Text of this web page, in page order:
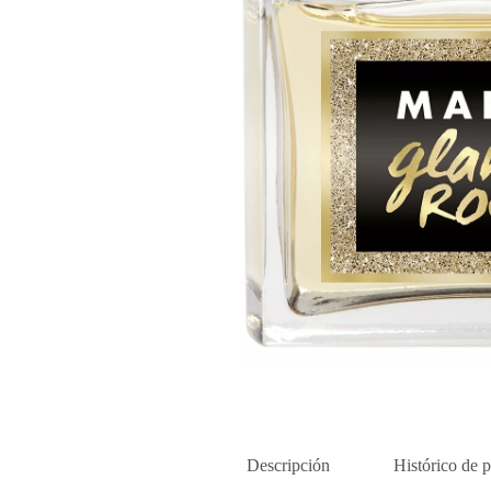
Descripción Histórico de